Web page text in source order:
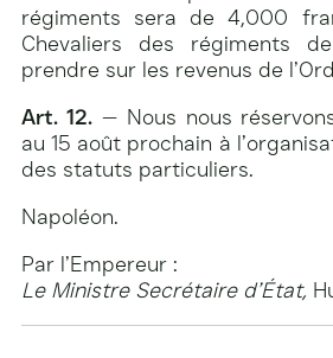
régiments sera de 4,000
Chevaliers des régiments
prendre sur les revenus de
Art. 12.— Nous nous
au 15 août prochain à
des statuts particuliers.
Napoléon.
Par l’Empereur :
Le Ministre Secrétaire d’État,